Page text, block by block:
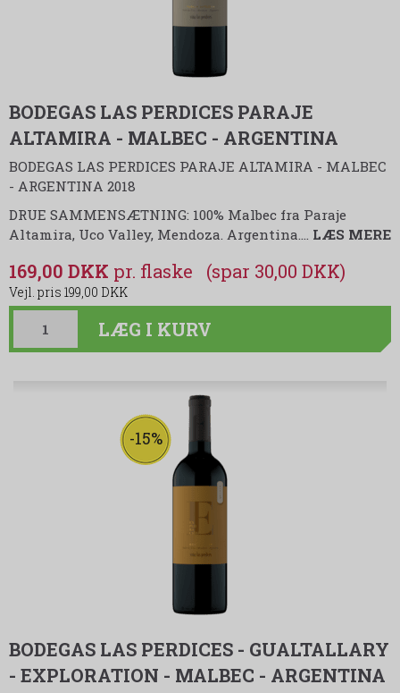
BODEGAS LAS PERDICES PARAJE
ALTAMIRA - MALBEC - ARGENTINA
BODEGAS LAS PERDICES PARAJE ALTAMIRA - MALBEC
- ARGENTINA 2018
DRUE SAMMENSÆTNING: 100% Malbec fra Paraje
Altamira, Uco Valley, Mendoza. Argentina.
LÆS MERE
169,00 DKK
199,00 DKK
(spar 30,00 DKK)
LÆG I KURV
-15%
BODEGAS LAS PERDICES - GUALTALLARY
- EXPLORATION - MALBEC - ARGENTINA